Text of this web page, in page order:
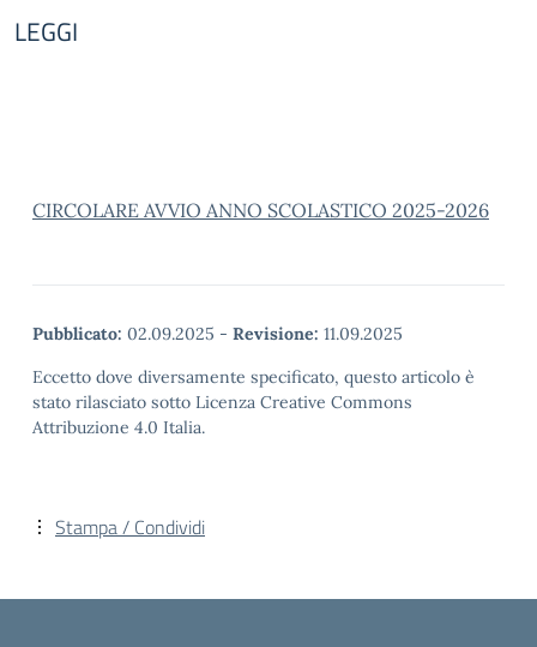
LEGGI
CIRCOLARE AVVIO ANNO SCOLASTICO 2025-2026
Pubblicato: 02.09.2025 - Revisione: 11.09.2025
Eccetto dove diversamente specificato, questo articolo è
stato rilasciato sotto Licenza Creative Commons
Attribuzione 4.0 Italia.
Stampa / Condividi